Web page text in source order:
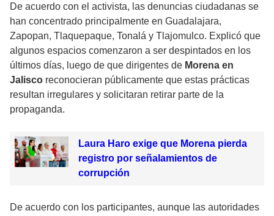
De acuerdo con el activista, las denuncias ciudadanas se
han concentrado principalmente en Guadalajara,
Zapopan, Tlaquepaque, Tonalá y Tlajomulco. Explicó que
algunos espacios comenzaron a ser despintados en los
últimos días, luego de que dirigentes de Morena en
Jalisco reconocieran públicamente que estas prácticas
resultan irregulares y solicitaran retirar parte de la
propaganda.
Laura Haro exige que Morena pierda
registro por señalamientos de
corrupción
De acuerdo con los participantes, aunque las autoridades